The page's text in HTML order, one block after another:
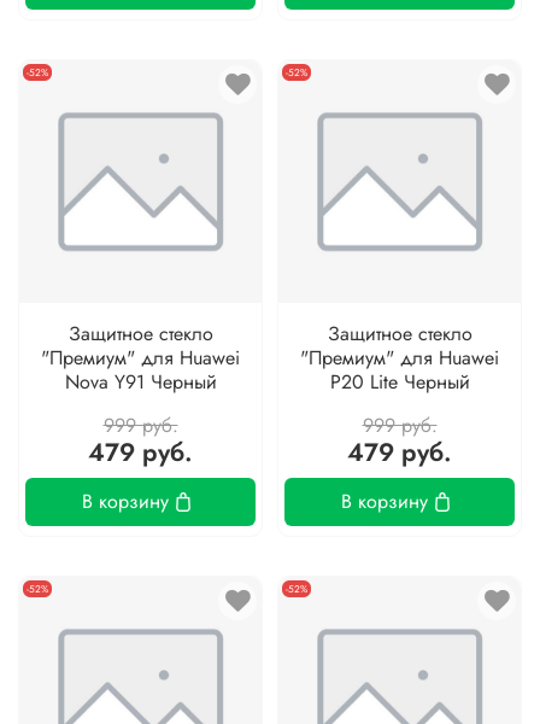
-52%
Защитное стекло
"Премиум" для Huawei
Nova Y91 Черный
999 руб.
479 руб.
В корзину
-52%
Защитное стекло
"Премиум" для Huawei
P20 Lite Черный
999 руб.
479 руб.
В корзину
-52% -52%